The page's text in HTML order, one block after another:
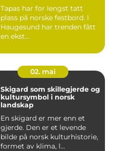
Tapas har for lengst tatt
plass på norske festbord. I
Haugesund har trenden fått
en ekst...
02. mai
Skigard som skillegjerde og
kultursymbol i norsk
landskap
En skigard er mer enn et
gjerde. Den er et levende
bilde på norsk kulturhistorie,
formet av klima, l...